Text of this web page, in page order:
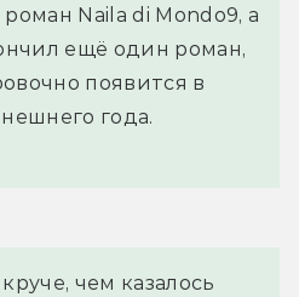
Naila di Mondo9, а
ещё один роман,
появится в
года.
чем казалось